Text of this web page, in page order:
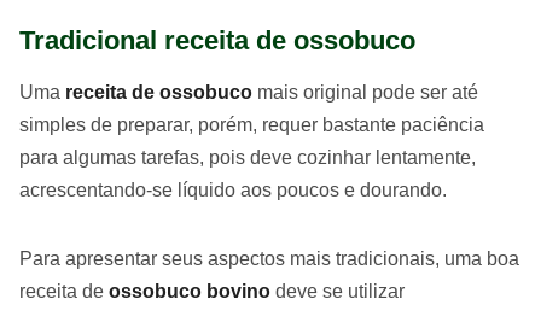
Tradicional receita de ossobuco
Uma receita de ossobuco mais original pode ser até
simples de preparar, porém, requer bastante paciência
para algumas tarefas, pois deve cozinhar lentamente,
acrescentando-se líquido aos poucos e dourando.
Para apresentar seus aspectos mais tradicionais, uma boa
receita de ossobuco bovino deve se utilizar